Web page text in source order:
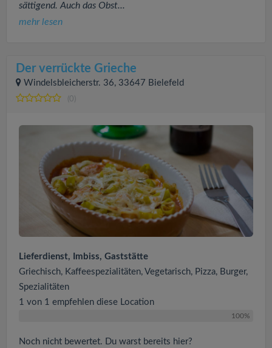
sättigend. Auch das Obst...
mehr lesen
Der verrückte Grieche
Windelsbleicherstr. 36, 33647 Bielefeld
(0)
Lieferdienst, Imbiss, Gaststätte
Griechisch, Kaffeespezialitäten, Vegetarisch, Pizza, Burger,
Spezialitäten
1 von 1 empfehlen diese Location
100%
Noch nicht bewertet. Du warst bereits hier?